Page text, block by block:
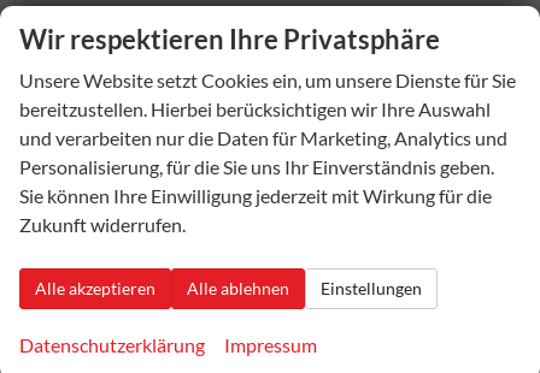
Aussenausstattung
5-trg.
el. Fensterheber vorne + hinten
el. heranklappbare und beheizbare Außenspiegel
Colorverglasung
Regensensor
Licht und Sicht
LED-SCHEINWERFER (VOLL)
Wir respektieren Ihre Privatsphäre
Unsere Website setzt Cookies ein, um unsere Dienste für Sie
bereitzustellen. Hierbei berücksichtigen wir Ihre Auswahl
und verarbeiten nur die Daten für Marketing, Analytics und
Personalisierung, für die Sie uns Ihr Einverständnis geben.
Sie können Ihre Einwilligung jederzeit mit Wirkung für die
Zukunft widerrufen.
Alle akzeptieren Alle ablehnen Einstellungen
Datenschutzerklärung Impressum